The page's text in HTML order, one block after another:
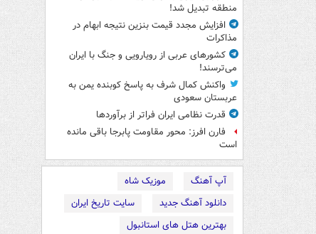
منطقه تبدیل شد!
افزایش مجدد قیمت بنزین نتیجه ابهام در
مذاکرات
کشورهای عربی از رویارویی و جنگ با ایران
می‌ترسند!
واکنش کمال شرف به پاسخ کوبنده یمن به
عربستان سعودی
قدرت نظامی ایران فراتر از برآوردها
فارن افرز: محور مقاومت پابرجا باقی مانده
است
آپ آهنگ
موزیک شاه
دانلود آهنگ جدید
سایت تاریخ ایران
بهترین هتل های استانبول